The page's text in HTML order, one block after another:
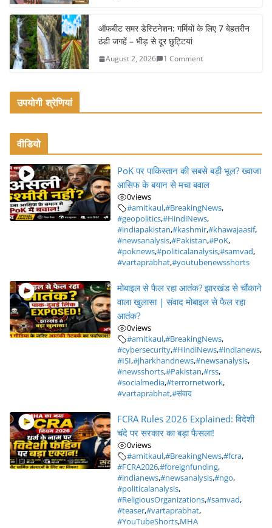
ऑफबीट समर डेस्टिनेशन: गर्मियों के लिए 7 बेहतरीन
ठंडी जगहें – भीड़ से दूर छुट्टियां
August 2, 2026 1 Comment
उपयोगी श्रेणियां
वीडियो
PoK पर पाकिस्तान की सबसे बड़ी भूल? ख्वाजा
आसिफ के बयान से मचा बवाल
0views
#amitkaul,#BreakingNews,
#geopolitics,#HindiNews,
#indiapakistan,#kashmir,#khawajaasif,
#newsanalysis,#Pakistan,#PoK,
#poknews,#politicalanalysis,#samvad,
#vartaprabhat,#youtubenewsshorts
मोबाइल से फैल रहा आतंक? झारखंड से चौंकाने
वाला खुलासा | संवाद मोबाइल से फैल रहा
आतंक?
0views
#amitkaul,#BreakingNews,
#cybersecurity,#HindiNews,#indianews,
#ISI,#jharkhandnews,#newsanalysis,
#newsshorts,#Pakistan,#rss,
#socialmedia,#terrornetwork,
#vartaprabhat,#संवाद
FCRA Rules 2026 Explained: विदेशी
चंदे पर सरकार का बड़ा फैसला!
0views
#amitkaul,#BreakingNews,#fcra,
#FCRA2026,#foreignfunding,
#indianews,#newsanalysis,#ngo,
#politicalanalysis,
#ReligiousOrganizations,#samvad,
#teaser,#vartaprabhat,
#YouTubeShorts,MHA